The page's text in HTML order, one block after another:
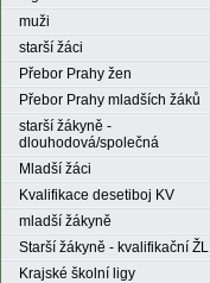
muži
starší žáci
Přebor Prahy žen
Přebor Prahy mladších žáků
starší žákyně -
dlouhodová/společná
Mladší žáci
Kvalifikace desetiboj KV
mladší žákyně
Starší žákyně - kvalifikační ŽL
Krajské školní ligy